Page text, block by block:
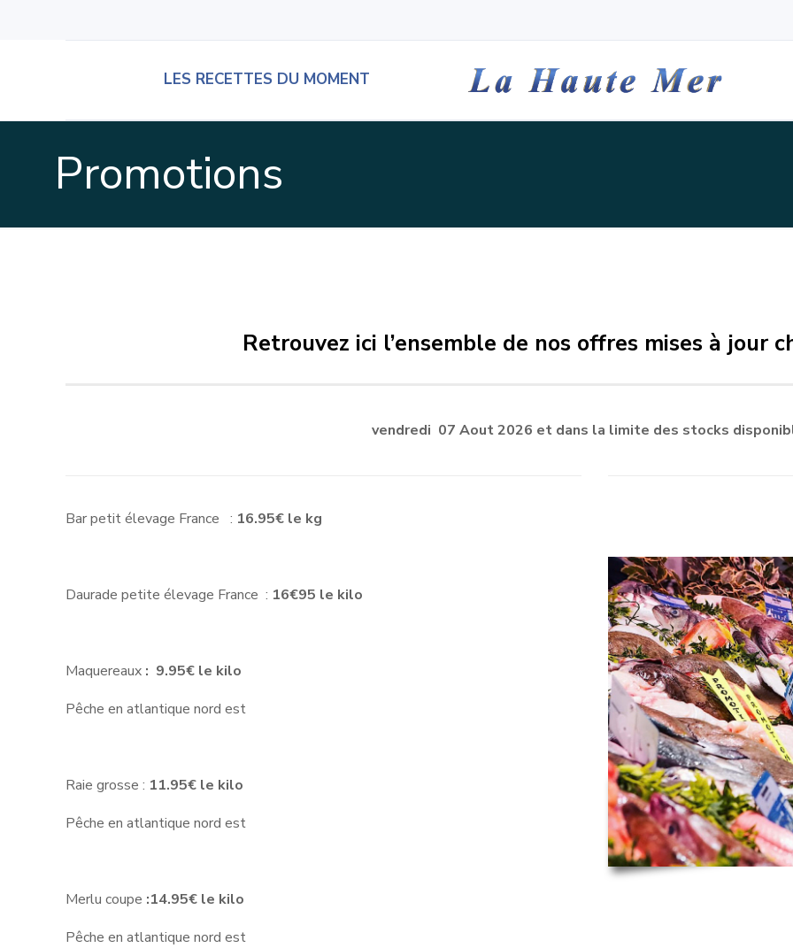
LES RECETTES DU MOMENT
Promotions
Retrouvez ici l’ensemble de nos offres mises à jour
vendredi 07 Aout 2026 et dans la limite des stocks
Bar petit élevage France : 16.95€ le kg
Daurade petite élevage France : 16€95 le kilo
Maquereaux : 9.95€ le kilo
Pêche en atlantique nord est
Raie grosse : 11.95€ le kilo
Pêche en atlantique nord est
Merlu coupe :14.95€ le kilo
Pêche en atlantique nord est